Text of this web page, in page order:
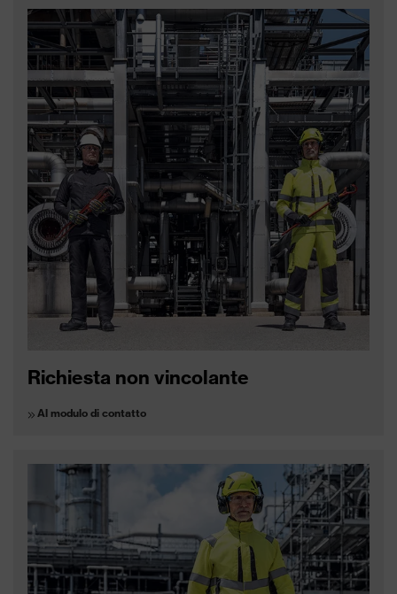
Richiesta non vincolante
Al modulo di contatto